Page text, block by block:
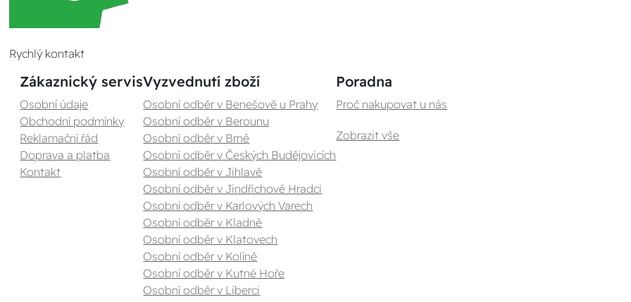
Rychlý kontakt
Zákaznický servis
Osobní údaje
Obchodní podmínky
Reklamační řád
Doprava a platba
Kontakt
Vyzvednutí zboží
Osobní odběr v Benešově u Prahy
Osobní odběr v Berounu
Osobní odběr v Brně
Osobní odběr v Českých Budějovicích
Osobní odběr v Jihlavě
Osobní odběr v Jindřichově Hradci
Osobní odběr v Karlových Varech
Osobní odběr v Kladně
Osobní odběr v Klatovech
Osobní odběr v Kolíně
Osobní odběr v Kutné Hoře
Osobní odběr v Liberci
Poradna
Proč nakupovat u nás
Zobrazit vše